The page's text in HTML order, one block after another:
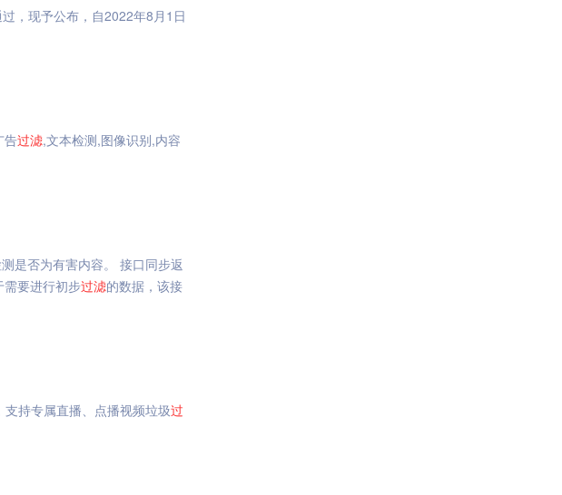
，现予公布，自2022年8月1日
告过滤,文本检测,图像识别,内容
是否为有害内容。 接口同步返
需要进行初步过滤的数据，该接
持专属直播、点播视频垃圾过